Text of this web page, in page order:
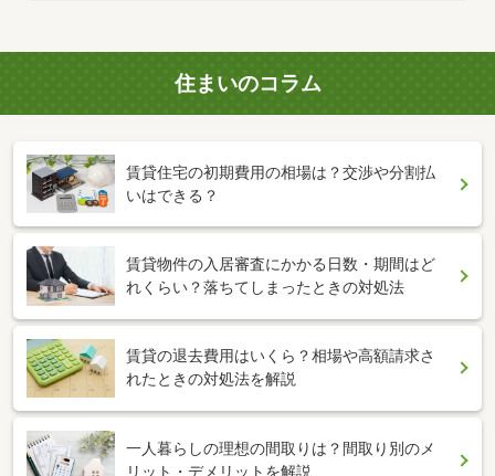
住まいのコラム
賃貸住宅の初期費用の相場は？交渉や分割払
いはできる？
賃貸物件の入居審査にかかる日数・期間はど
れくらい？落ちてしまったときの対処法
賃貸の退去費用はいくら？相場や高額請求さ
れたときの対処法を解説
一人暮らしの理想の間取りは？間取り別のメ
リット・デメリットを解説